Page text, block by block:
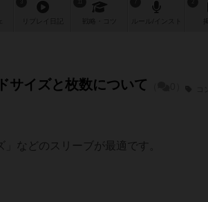
戦略
サイズと枚数について
などのスリーブが最適です。